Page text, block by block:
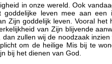
in onze wereld. Ook
goddelijke leven mee aan
Zijn goddelijk leven. Vooral
van Zijn blijvende
zullen wij de noodzaak
om de heilige Mis bij te
bij het dienen van God.